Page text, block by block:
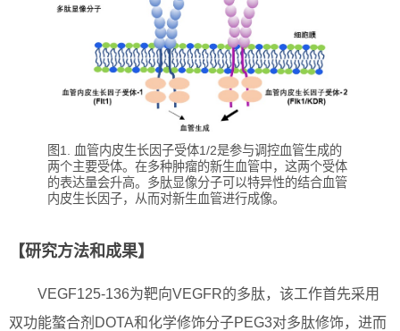
图1. 血管内皮生长因子受体1/2是参与调控血管生成的
两个主要受体。在多种肿瘤的新生血管中，这两个受体
的表达量会升高。多肽显像分子可以特异性的结合血管
内皮生长因子，从而对新生血管进行成像。
【研究方法和成果】
VEGF125-136为靶向VEGFR的多肽，该工作首先采用
双功能螯合剂DOTA和化学修饰分子PEG3对多肽修饰，进而